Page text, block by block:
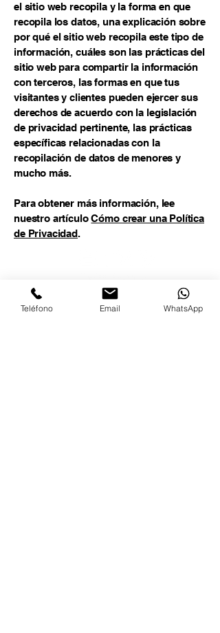
el sitio web recopila y la forma en que
recopila los datos, una explicación sobre
por qué el sitio web recopila este tipo de
información, cuáles son las prácticas del
sitio web para compartir la información
con terceros, las formas en que tus
visitantes y clientes pueden ejercer sus
derechos de acuerdo con la legislación
de privacidad pertinente, las prácticas
específicas relacionadas con la
recopilación de datos de menores y
mucho más.
Para obtener más información, lee
nuestro artículoCómo crear una Política
de Privacidad.
@2025 Standarix - Todos los derechos
reservados
Teléfono Email WhatsApp